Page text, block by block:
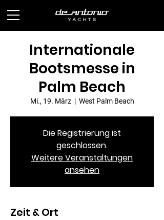
Internationale
Bootsmesse in
Palm Beach
Mi., 19. März
  |
West Palm Beach
Die Registrierung ist
geschlossen.
Weitere Veranstaltungen
ansehen
Zeit & Ort